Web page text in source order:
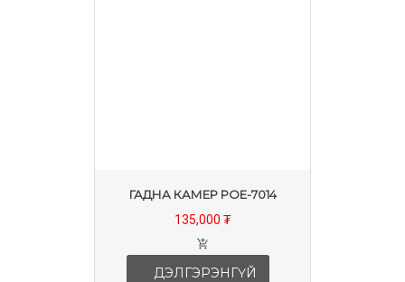
ГАДНА КАМЕР POE-7014
135,000 ₮
ДЭЛГЭРЭНГҮЙ